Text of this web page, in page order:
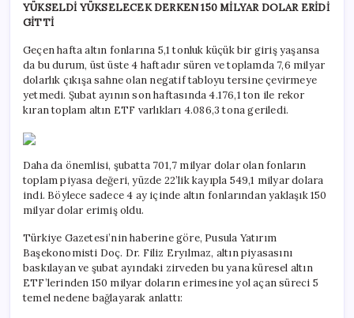
YÜKSELDİ YÜKSELECEK DERKEN 150 MİLYAR DOLAR ERİDİ
GİTTİ
Geçen hafta altın fonlarına 5,1 tonluk küçük bir giriş yaşansa
da bu durum, üst üste 4 haftadır süren ve toplamda 7,6 milyar
dolarlık çıkışa sahne olan negatif tabloyu tersine çevirmeye
yetmedi. Şubat ayının son haftasında 4.176,1 ton ile rekor
kıran toplam altın ETF varlıkları 4.086,3 tona geriledi.
Daha da önemlisi, şubatta 701,7 milyar dolar olan fonların
toplam piyasa değeri, yüzde 22’lik kayıpla 549,1 milyar dolara
indi. Böylece sadece 4 ay içinde altın fonlarından yaklaşık 150
milyar dolar erimiş oldu.
Türkiye Gazetesi’nin haberine göre, Pusula Yatırım
Başekonomisti Doç. Dr. Filiz Eryılmaz, altın piyasasını
baskılayan ve şubat ayındaki zirveden bu yana küresel altın
ETF’lerinden 150 milyar doların erimesine yol açan süreci 5
temel nedene bağlayarak anlattı: